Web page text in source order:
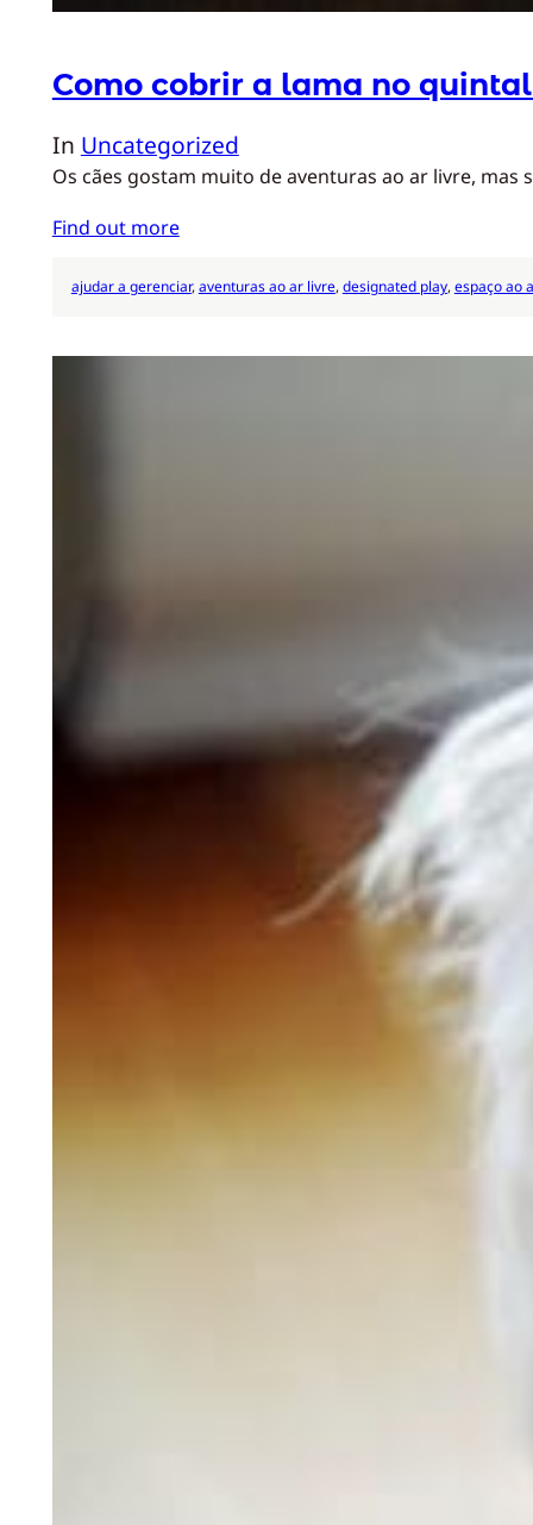
Como cobrir a lama no
In Uncategorized
Os cães gostam muito de aventuras ao ar livre,
Find out more
ajudar a gerenciar, aventuras ao ar livre, designated play, espaço ao